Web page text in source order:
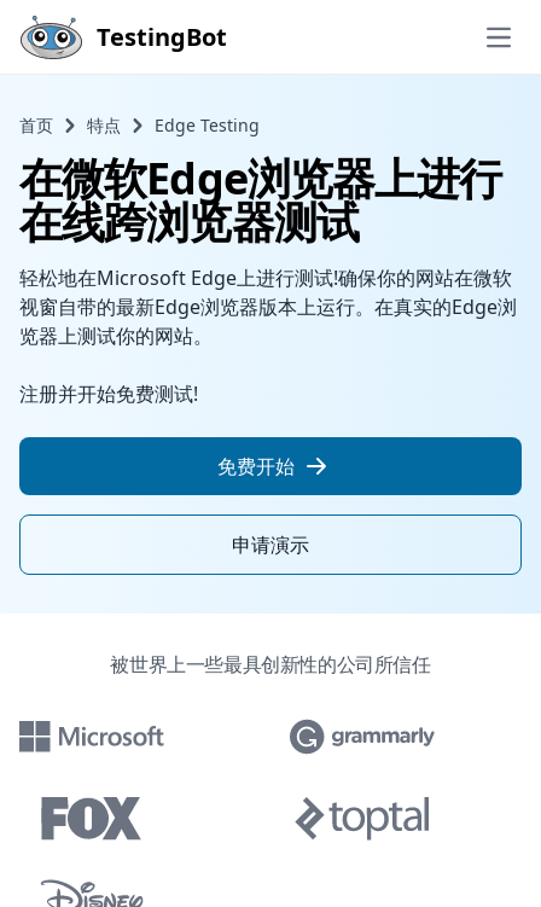
Skip to main content
TestingBot
首页 特点 Edge Testing
在微软Edge浏览器上进行
在线跨浏览器测试
轻松地在Microsoft Edge上进行测试!确保你的网站在微软
视窗自带的最新Edge浏览器版本上运行。在真实的Edge浏
览器上测试你的网站。
注册并开始免费测试!
免费开始
申请演示
被世界上一些最具创新性的公司所信任